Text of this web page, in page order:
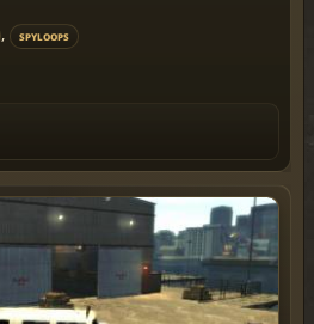
, SPYLOOPS